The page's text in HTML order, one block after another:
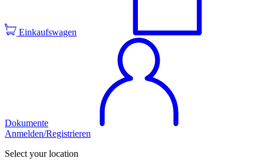
Einkaufswagen
Dokumente
Anmelden/Registrieren
Select your location